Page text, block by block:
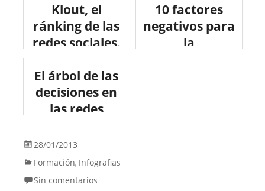
Klout, el
ránking de las
redes sociales.
#marketing
10 factores
negativos para
la
El árbol de las
decisiones en
las redes
#socialmedia
#marketing
#internet
28/01/2013
Formación, Infografias
Sin comentarios